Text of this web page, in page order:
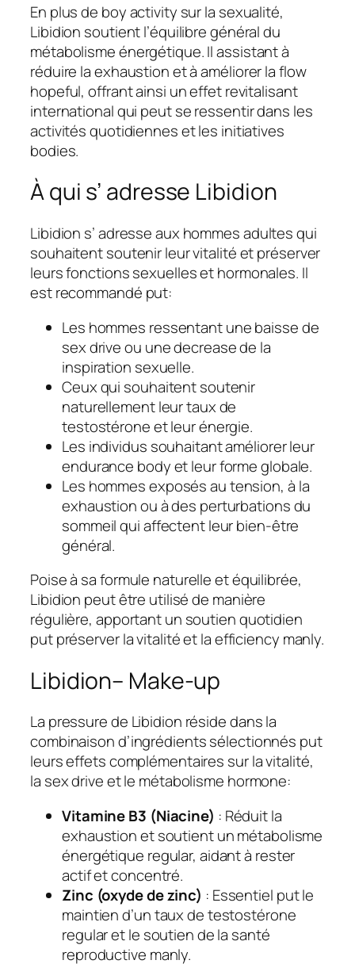
En plus de boy activity sur la sexualité,
Libidion soutient l’équilibre général du
métabolisme énergétique. Il assistant à
réduire la exhaustion et à améliorer la flow
hopeful, offrant ainsi un effet revitalisant
international qui peut se ressentir dans les
activités quotidiennes et les initiatives
bodies.
À qui s’ adresse Libidion
Libidion s’ adresse aux hommes adultes qui
souhaitent soutenir leur vitalité et préserver
leurs fonctions sexuelles et hormonales. Il
est recommandé put:
Les hommes ressentant une baisse de
sex drive ou une decrease de la
inspiration sexuelle.
Ceux qui souhaitent soutenir
naturellement leur taux de
testostérone et leur énergie.
Les individus souhaitant améliorer leur
endurance body et leur forme globale.
Les hommes exposés au tension, à la
exhaustion ou à des perturbations du
sommeil qui affectent leur bien-être
général.
Poise à sa formule naturelle et équilibrée,
Libidion peut être utilisé de manière
régulière, apportant un soutien quotidien
put préserver la vitalité et la efficiency manly.
Libidion– Make-up
La pressure de Libidion réside dans la
combinaison d’ingrédients sélectionnés put
leurs effets complémentaires sur la vitalité,
la sex drive et le métabolisme hormone:
Vitamine B3 (Niacine) : Réduit la
exhaustion et soutient un métabolisme
énergétique regular, aidant à rester
actif et concentré.
Zinc (oxyde de zinc) : Essentiel put le
maintien d’un taux de testostérone
regular et le soutien de la santé
reproductive manly.